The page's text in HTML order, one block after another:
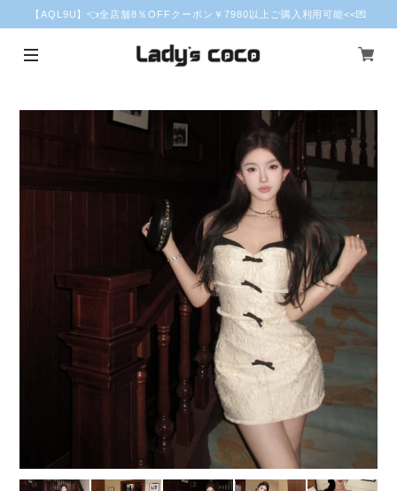
【AQL9U】👈全店舗8％OFFクーポン￥7980以上ご購入利用可能<<💌